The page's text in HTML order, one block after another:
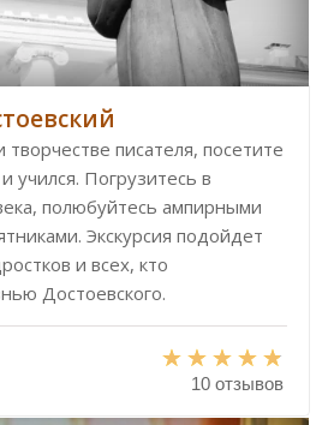
писателя, посетите
учился. Погрузитесь в
полюбуйтесь ампирными
Экскурсия подойдет
и всех, кто
Достоевского.
10 отзывов